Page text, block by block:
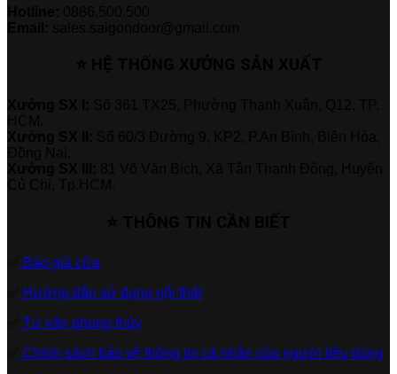
Báo giá cửa
Hướng dẫn sử dụng nội thất
Tư vấn phong thủy
Chính sách bảo vệ thông tin cá nhân của người tiêu dùng